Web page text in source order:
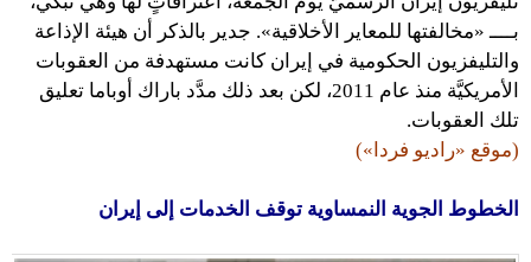
بــــ «مخالفتها للمعاير الأخلاقية». جدير بالذكر أن هيئة الإذاعة
والتليفزيون الحكومية في إيران كانت مستهدفة من العقوبات
الأمريكيَّة منذ عام 2011، لكن بعد ذلك مدَّد باراك أوباما تعليق
تلك العقوبات.
(موقع «راديو فردا»)
الخطوط الجوية النمساوية توقف الخدمات إلى إيران